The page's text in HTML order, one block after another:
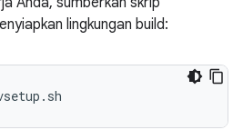
lingkungan build: